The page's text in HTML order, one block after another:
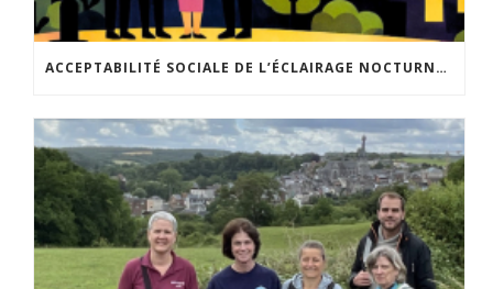
ACCEPTABILITÉ SOCIALE DE L’ÉCLAIRAGE NOCTURNE : LE REPLAY EST DISPONIBLE